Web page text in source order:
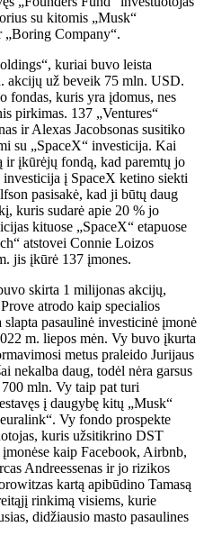
su kitomis „Musk“
„Boring Company“.
kuriai buvo leista
akcijų už beveik 75 mln. USD.
fondas, kuris yra įdomus, nes
pirkimas. 137 „Ventures“
ir Alexas Jacobsonas susitiko
su „SpaceX“ investicija. Kai
įkūrėjų fondą, kad paremtų jo
į SpaceX ketino siekti
pasisakė, kad ji būtų daug
kuris sudarė apie 20 % jo
kituose „SpaceX“ etapuose
atstovei Connie Loizos
jis įkūrė 137 įmones.
skirta 1 milijonas akcijų,
atrodo kaip specialios
pasaulinė investicinė įmonė
m. liepos mėn. Vy buvo įkurta
metus praleido Jurijaus
nekalba daug, todėl nėra garsus
mln. Vy taip pat turi
į daugybę kitų „Musk“
Vy fondo prospekte
kuris užsitikrino DST
kaip Facebook, Airbnb,
Andreessenas ir jo rizikos
kartą apibūdino Tamasą
rinkimą visiems, kurie
didžiausio masto pasaulines